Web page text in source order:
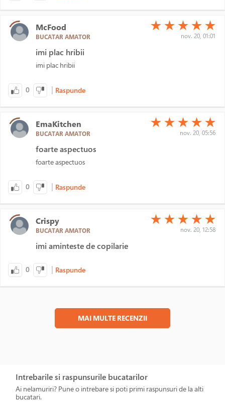
McFood
BUCATAR AMATOR
(*)
★ (*)
★ (*)
★ (*)
★ (*)
★
nov. 20, 01:01
imi plac hribii
imi plac hribii
0 | Raspunde
EmaKitchen
BUCATAR AMATOR
(*)
★ (*)
★ (*)
★ (*)
★ (*)
★
nov. 20, 05:56
foarte aspectuos
foarte aspectuos
0 | Raspunde
Crispy
BUCATAR AMATOR
(*)
★ (*)
★ (*)
★ (*)
★ (*)
★
nov. 20, 12:58
imi aminteste de copilarie
0 | Raspunde
MAI MULTE RECENZII
Intrebarile si raspunsurile bucatarilor
Ai nelamuriri? Pune o intrebare si poti primi raspunsuri de la alti
bucatari.